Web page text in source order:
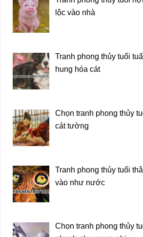
lộc vào nhà
Tranh phong thủy tuổi
hung hóa cát
Chọn tranh phong thủy
cát tường
Tranh phong thủy tuổi
vào như nước
Chọn tranh phong thủy